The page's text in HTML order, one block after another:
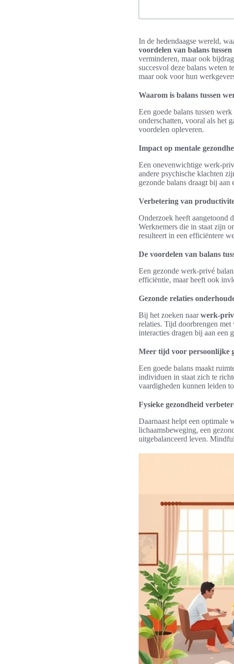
In de hedendaagse wereld,
voordelen van balans
verminderen, maar ook
succesvol deze balans weten
maar ook voor hun
Waarom is balans tussen
Een goede balans tussen
onderschatten, vooral als het
voordelen opleveren.
Impact op mentale
Een onevenwichtige werk-
andere psychische klachten
gezonde balans draagt bij aan
Verbetering van
Onderzoek heeft aangetoond
Werknemers die in staat zijn
resulteert in een efficiëntere
De voordelen van balans
Een gezonde werk-privé
efficiëntie, maar heeft ook
Gezonde relaties
Bij het zoeken naarwerk-
relaties. Tijd doorbrengen
interacties dragen bij aan een
Meer tijd voor persoonlijke
Een goede balans maakt
individuen in staat zich te
vaardigheden kunnen leiden
Fysieke gezondheid
Daarnaast helpt een optimale
lichaamsbeweging, een
uitgebalanceerd leven.